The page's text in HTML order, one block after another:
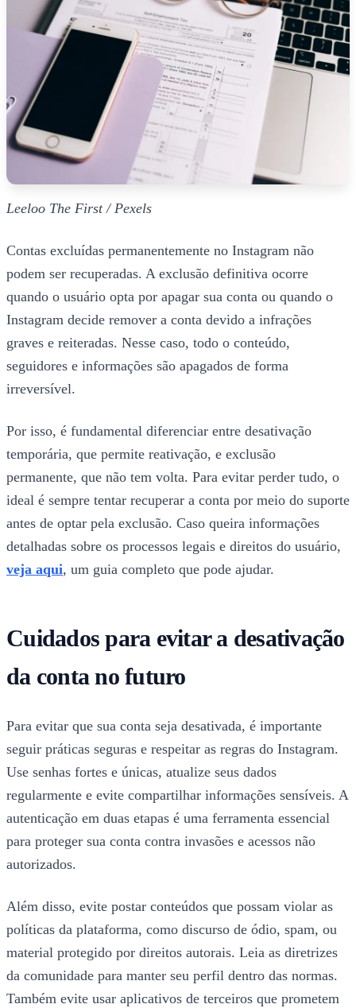
Leeloo The First / Pexels
Contas excluídas permanentemente no Instagram não
podem ser recuperadas. A exclusão definitiva ocorre
quando o usuário opta por apagar sua conta ou quando o
Instagram decide remover a conta devido a infrações
graves e reiteradas. Nesse caso, todo o conteúdo,
seguidores e informações são apagados de forma
irreversível.
Por isso, é fundamental diferenciar entre desativação
temporária, que permite reativação, e exclusão
permanente, que não tem volta. Para evitar perder tudo, o
ideal é sempre tentar recuperar a conta por meio do suporte
antes de optar pela exclusão. Caso queira informações
detalhadas sobre os processos legais e direitos do usuário,
veja aqui, um guia completo que pode ajudar.
Cuidados para evitar a desativação
da conta no futuro
Para evitar que sua conta seja desativada, é importante
seguir práticas seguras e respeitar as regras do Instagram.
Use senhas fortes e únicas, atualize seus dados
regularmente e evite compartilhar informações sensíveis. A
autenticação em duas etapas é uma ferramenta essencial
para proteger sua conta contra invasões e acessos não
autorizados.
Além disso, evite postar conteúdos que possam violar as
políticas da plataforma, como discurso de ódio, spam, ou
material protegido por direitos autorais. Leia as diretrizes
da comunidade para manter seu perfil dentro das normas.
Também evite usar aplicativos de terceiros que prometem